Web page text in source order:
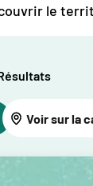
le
Voir sur la